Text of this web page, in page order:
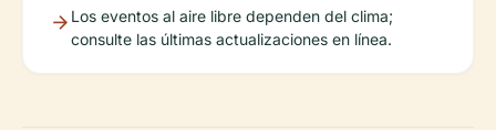
Los eventos al aire libre dependen del clima;
consulte las últimas actualizaciones en línea.